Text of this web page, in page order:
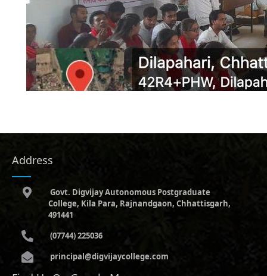
Address
Govt. Digvijay Autonomous Postgraduate
College, Kila Para, Rajnandgaon, Chhattisgarh,
491441
(07744) 225036
principal@digvijaycollege.com